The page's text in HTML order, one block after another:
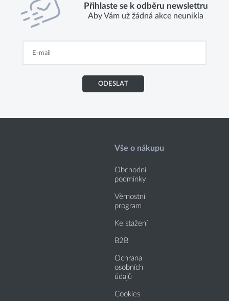
Přihlaste se k odběru newslettru
Aby Vám už žádná akce neunikla
ODESLAT
Vše o nákupu
Obchodní
podmínky
Věrnostní
program
Ke stažení
B2B
Ochrana
osobních
údajů
Cookies